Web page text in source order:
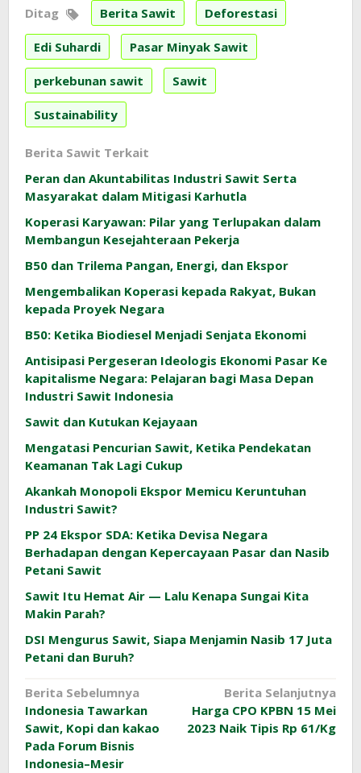
Ditag Berita Sawit Deforestasi
Edi Suhardi Pasar Minyak Sawit
perkebunan sawit Sawit
Sustainability
Berita Sawit Terkait
Peran dan Akuntabilitas Industri Sawit Serta
Masyarakat dalam Mitigasi Karhutla
Koperasi Karyawan: Pilar yang Terlupakan dalam
Membangun Kesejahteraan Pekerja
B50 dan Trilema Pangan, Energi, dan Ekspor
Mengembalikan Koperasi kepada Rakyat, Bukan
kepada Proyek Negara
B50: Ketika Biodiesel Menjadi Senjata Ekonomi
Antisipasi Pergeseran Ideologis Ekonomi Pasar Ke
kapitalisme Negara: Pelajaran bagi Masa Depan
Industri Sawit Indonesia
Sawit dan Kutukan Kejayaan
Mengatasi Pencurian Sawit, Ketika Pendekatan
Keamanan Tak Lagi Cukup
Akankah Monopoli Ekspor Memicu Keruntuhan
Industri Sawit?
PP 24 Ekspor SDA: Ketika Devisa Negara
Berhadapan dengan Kepercayaan Pasar dan Nasib
Petani Sawit
Sawit Itu Hemat Air — Lalu Kenapa Sungai Kita
Makin Parah?
DSI Mengurus Sawit, Siapa Menjamin Nasib 17 Juta
Petani dan Buruh?
Navigasi
pos
Berita Sebelumnya
Indonesia Tawarkan
Sawit, Kopi dan kakao
Pada Forum Bisnis
Indonesia–Mesir
Berita Selanjutnya
Harga CPO KPBN 15 Mei
2023 Naik Tipis Rp 61/Kg